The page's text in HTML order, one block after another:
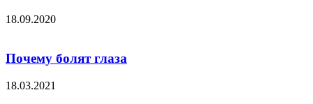
18.09.2020
Почему болят глаза
18.03.2021